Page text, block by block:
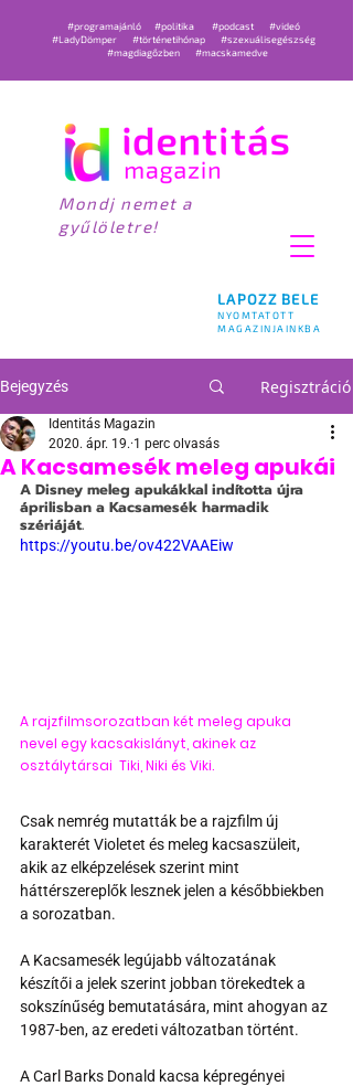
LAPOZZ BELE
NYOMTATOTT
MAGAZINJAINKBA
#programajánló #politika #podcast
#videó
#LadyDömper
#történetihónap
#szexuálisegészség
#magdiagőzben
#macskamedve
Mondj nemet a
gyűlöletre!
Bejegyzés Regisztráció
A Kacsamesék meleg apukái
Identitás Magazin
2020. ápr. 19. 1 perc olvasás
A Disney meleg apukákkal indította újra
áprilisban a Kacsamesék harmadik
szériáját.
https://youtu.be/ov422VAAEiw
A rajzfilmsorozatban két meleg apuka
nevel egy kacsakislányt, akinek az
osztálytársai  Tiki, Niki és Viki.
Csak nemrég mutatták be a rajzfilm új
karakterét Violetet és meleg kacsaszüleit,
akik az elképzelések szerint mint
háttérszereplők lesznek jelen a későbbiekben
a sorozatban.
A Kacsamesék legújabb változatának
készítői a jelek szerint jobban törekedtek a
sokszínűség bemutatására, mint ahogyan az
1987-ben, az eredeti változatban történt.
A Carl Barks Donald kacsa képregényei